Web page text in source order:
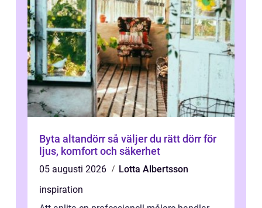
Byta altandörr så väljer du rätt dörr för
ljus, komfort och säkerhet
05 augusti 2026
Lotta Albertsson
inspiration